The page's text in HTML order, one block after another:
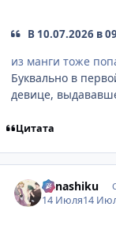
В 10.07.2026 в
из манги тоже
Буквально в
девице,
Цитата
Kanashiku
14 Июля14